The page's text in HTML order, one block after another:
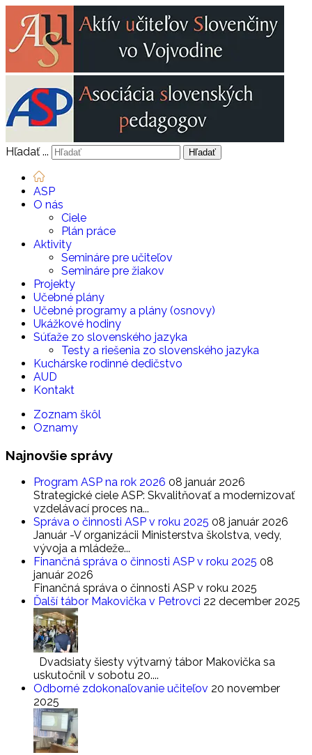
Hľadať ... Hľadať
ASP
O nás
Ciele
Plán práce
Aktivity
Semináre pre učiteľov
Semináre pre žiakov
Projekty
Učebné plány
Učebné programy a plány (osnovy)
Ukážkové hodiny
Súťaže zo slovenského jazyka
Testy a riešenia zo slovenského jazyka
Kuchárske rodinné dedičstvo
AUD
Kontakt
Zoznam škôl
Oznamy
Najnovšie správy
Program ASP na rok 2026 08 január 2026
Strategické ciele ASP: Skvalitňovať a modernizovať
vzdelávací proces na...
Správa o činnosti ASP v roku 2025 08 január 2026
Január -V organizácii Ministerstva školstva, vedy,
vývoja a mládeže...
Finančná správa o činnosti ASP v roku 2025 08
január 2026
Finančná správa o činnosti ASP v roku 2025
Ďalší tábor Makovička v Petrovci 22 december 2025
Dvadsiaty šiesty výtvarný tábor Makovička sa
uskutočnil v sobotu 20....
Odborné zdokonaľovanie učiteľov 20 november
2025